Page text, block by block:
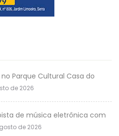
Parque Cultural Casa do
de 2026
de música eletrônica com
de 2026